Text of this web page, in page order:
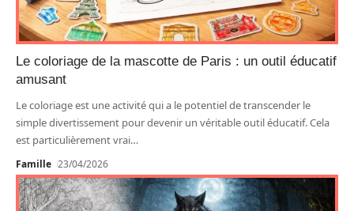
Le coloriage de la mascotte de Paris : un outil éducatif
amusant
Le coloriage est une activité qui a le potentiel de transcender le
simple divertissement pour devenir un véritable outil éducatif. Cela
est particulièrement vrai…
Famille 23/04/2026